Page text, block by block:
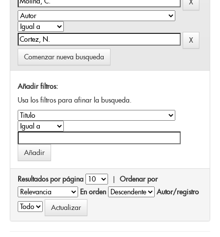
Comenzar nueva busqueda
Añadir filtros:
Usa los filtros para afinar la busqueda.
Resultados por página | Ordenar por
En orden
Autor/registro